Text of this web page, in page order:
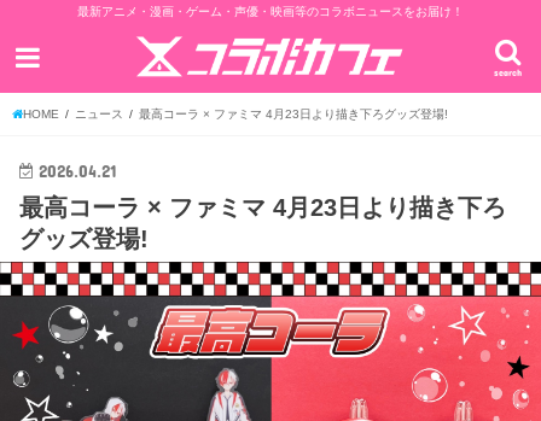
最新アニメ・漫画・ゲーム・声優・映画等のコラボニュースをお届け！
search
HOME ニュース 最高コーラ × ファミマ 4月23日より描き下ろグッズ登場!
2026.04.21
最高コーラ × ファミマ 4月23日より描き下ろ
グッズ登場!